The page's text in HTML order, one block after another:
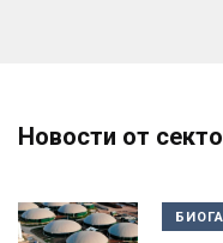
Новости от